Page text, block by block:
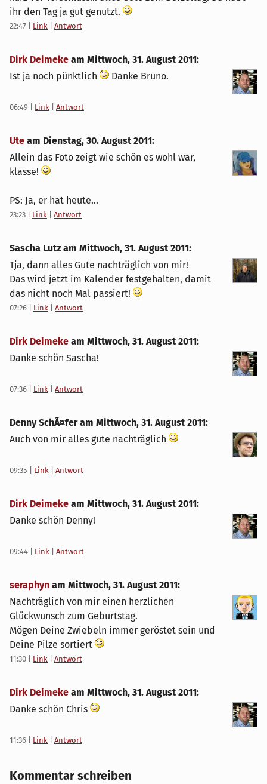
ihr den Tag ja gut genutzt.
22:47 Link Antwort
Dirk Deimeke am Mittwoch, 31. August 2011:
Ist ja noch pünktlich
Danke Bruno.
06:49 Link Antwort
Ute am Dienstag, 30. August 2011:
Allein das Foto zeigt wie schön es wohl war,
klasse!
PS: Ja, er hat heute...
23:23 Link Antwort
Sascha Lutz am Mittwoch, 31. August 2011:
Tja, dann alles Gute nachträglich von mir!
Das wird jetzt im Kalender festgehalten, damit
das nicht noch Mal passiert!
07:26 Link Antwort
Dirk Deimeke am Mittwoch, 31. August 2011:
Danke schön Sascha!
07:36 Link Antwort
Denny SchÃ¤fer am Mittwoch, 31. August 2011:
Auch von mir alles gute nachträglich
09:35 Link Antwort
Dirk Deimeke am Mittwoch, 31. August 2011:
Danke schön Denny!
09:44 Link Antwort
seraphyn am Mittwoch, 31. August 2011:
Nachträglich von mir einen herzlichen
Glückwunsch zum Geburtstag.
Mögen Deine Zwiebeln immer geröstet sein und
Deine Pilze sortiert
11:30 Link Antwort
Dirk Deimeke am Mittwoch, 31. August 2011:
Danke schön Chris
11:36 Link Antwort
Kommentar schreiben